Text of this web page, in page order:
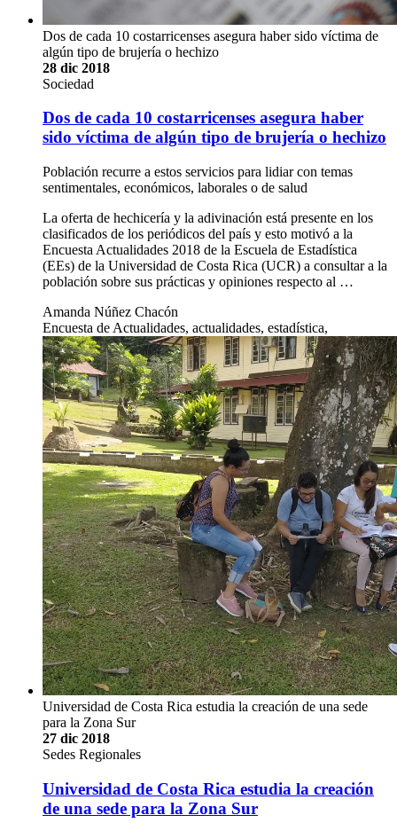
Dos de cada 10 costarricenses asegura haber sido víctima de
algún tipo de brujería o hechizo
28 dic 2018
Sociedad
Dos de cada 10 costarricenses asegura haber
sido víctima de algún tipo de brujería o hechizo
Población recurre a estos servicios para lidiar con temas
sentimentales, económicos, laborales o de salud
La oferta de hechicería y la adivinación está presente en los
clasificados de los periódicos del país y esto motivó a la
Encuesta Actualidades 2018 de la Escuela de Estadística
(EEs) de la Universidad de Costa Rica (UCR) a consultar a la
población sobre sus prácticas y opiniones respecto al …
Amanda Núñez Chacón
Encuesta de Actualidades, actualidades, estadística,
Universidad de Costa Rica estudia la creación de una sede
para la Zona Sur
27 dic 2018
Sedes Regionales
Universidad de Costa Rica estudia la creación
de una sede para la Zona Sur